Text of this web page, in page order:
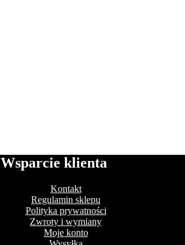
Wsparcie klienta
Kontakt
Regulamin sklepu
Polityka prywatności
Zwroty i wymiany
Moje konto